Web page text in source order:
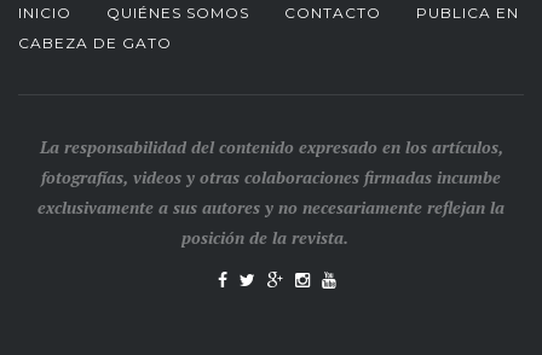
INICIO QUIÉNES SOMOS CONTACTO
PUBLICA EN
CABEZA DE GATO
La responsabilidad del contenido expresado en los artículos,
fotografías, videos y otras colaboraciones firmadas incumbe
exclusivamente a sus autores y no necesariamente reflejan la
posición de la revista.